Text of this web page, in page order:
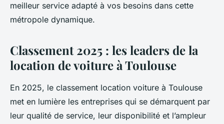
meilleur service adapté à vos besoins dans cette
métropole dynamique.
Classement 2025 : les leaders de la
location de voiture à Toulouse
En 2025, le classement location voiture à Toulouse
met en lumière les entreprises qui se démarquent par
leur qualité de service, leur disponibilité et l’ampleur